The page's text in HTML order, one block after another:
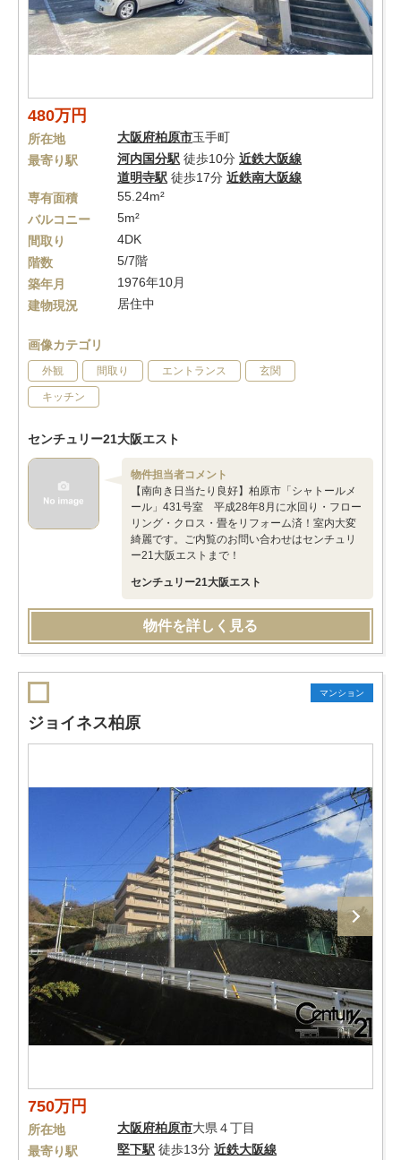
480万円
所在地 大阪府柏原市玉手町
最寄り駅
河内国分駅 徒歩10分 近鉄大阪線
道明寺駅 徒歩17分 近鉄南大阪線
専有面積
55.24m²
バルコニー
5m²
間取り
4DK
階数
5/7階
築年月
1976年10月
建物現況
居住中
画像カテゴリ
外観 間取り エントランス 玄関
キッチン
センチュリー21大阪エスト
物件担当者コメント
【南向き日当たり良好】柏原市「シャトールメ
ール」431号室 平成28年8月に水回り・フロー
リング・クロス・畳をリフォーム済！室内大変
綺麗です。ご内覧のお問い合わせはセンチュリ
ー21大阪エストまで！
センチュリー21大阪エスト
物件を詳しく見る
マンション
ジョイネス柏原
750万円
所在地 大阪府柏原市大県４丁目
最寄り駅
堅下駅 徒歩13分 近鉄大阪線